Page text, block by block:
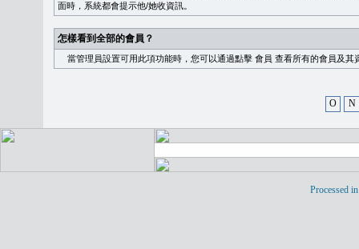
面時，系統都會提示他/她收資訊。
怎樣看到全部的會員？
當管理員設置可用此項功能時，您可以通過點擊 會員 查看所有的會員及其
O N
Processed